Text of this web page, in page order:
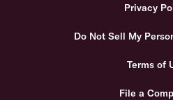
Privacy
Do Not Sell My
Terms of
File a